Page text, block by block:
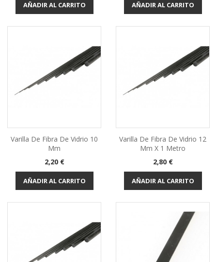
AÑADIR AL CARRITO AÑADIR AL CARRITO
Varilla De Fibra De Vidrio 10
Mm
Precio
2,20 €
AÑADIR AL CARRITO
Varilla De Fibra De Vidrio 12
Mm X 1 Metro
Precio
2,80 €
AÑADIR AL CARRITO